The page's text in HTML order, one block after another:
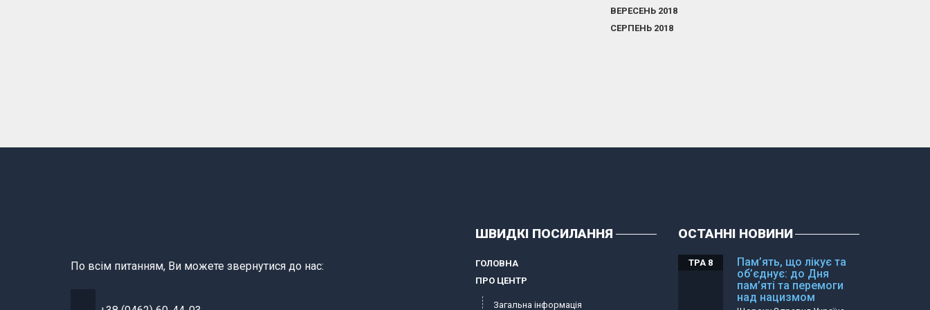
ВЕРЕСЕНЬ 2018
СЕРПЕНЬ 2018
По всім питанням, Ви можете звернутися до нас:
ШВИДКІ ПОСИЛАННЯ
ГОЛОВНА
ПРО ЦЕНТР
Загальна інформація
ОСТАННІ НОВИНИ
Пам’ять, що лікує та
об’єднує: до Дня
пам’яті та перемоги
над нацизмом
ТРА 8